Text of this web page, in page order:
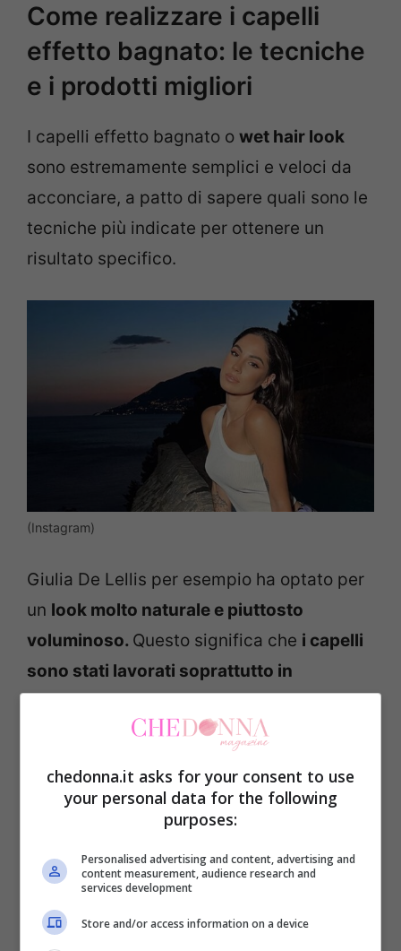
Come realizzare i capelli
effetto bagnato: le tecniche
e i prodotti migliori
I capelli effetto bagnato o wet hair look
sono estremamente semplici e veloci da
acconciare, a patto di sapere quali sono le
tecniche più indicate per ottenere un
risultato specifico.
(Instagram)
Giulia De Lellis per esempio ha optato per
un look molto naturale e piuttosto
voluminoso. Questo significa che i capelli
sono stati lavorati soprattutto in
mantenessero unvolume piuttosto
Le lunghezze dei capelli sono state
rimanessero più vaporose e discretamente
ondulate.
chedonna.it asks for your consent to use
your personal data for the following
purposes:
Personalised advertising and content, advertising and
content measurement, audience research and
services development
Store and/or access information on a device